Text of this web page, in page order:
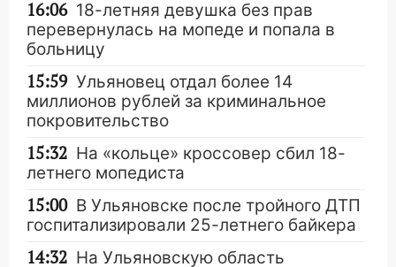
16:06 18-летняя девушка без прав
перевернулась на мопеде и попала в
больницу
15:59 Ульяновец отдал более 14
миллионов рублей за криминальное
покровительство
15:32 На «кольце» кроссовер сбил 18-
летнего мопедиста
15:00 В Ульяновске после тройного ДТП
госпитализировали 25-летнего байкера
14:32 На Ульяновскую область